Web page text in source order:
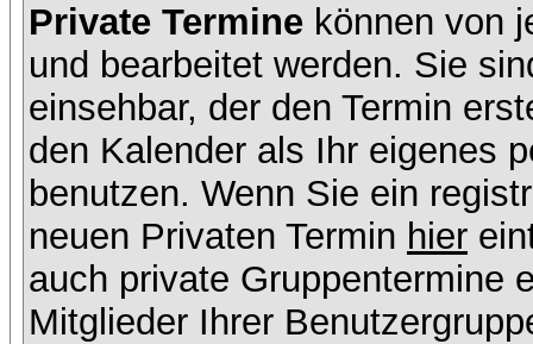
Private Termine können von
und bearbeitet werden. Sie
einsehbar, der den Termin
den Kalender als Ihr eigenes
benutzen. Wenn Sie ein
neuen Privaten Termin hier
auch private Gruppentermine
Mitglieder Ihrer